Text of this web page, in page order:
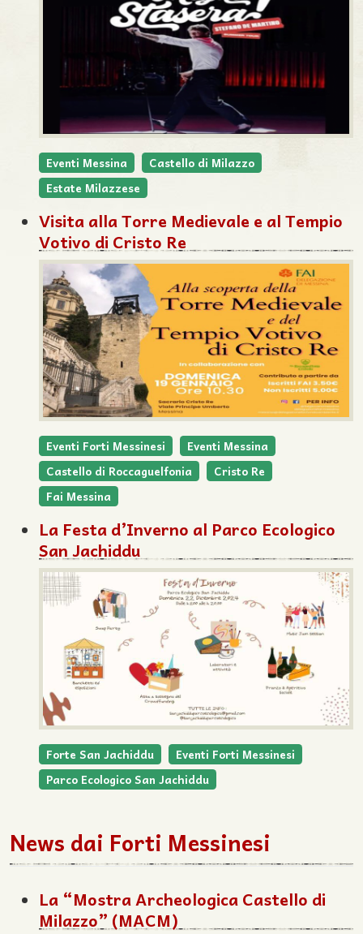
Eventi Messina
Castello di Milazzo
Estate Milazzese
Visita alla Torre Medievale e al Tempio
Votivo di Cristo Re
Eventi Forti Messinesi
Eventi Messina
Castello di Roccaguelfonia
Cristo Re
Fai Messina
La Festa d’Inverno al Parco Ecologico
San Jachiddu
Forte San Jachiddu
Eventi Forti Messinesi
Parco Ecologico San Jachiddu
News dai Forti Messinesi
La “Mostra Archeologica Castello di
Milazzo” (MACM)